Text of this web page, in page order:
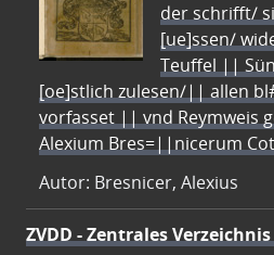
der schrifft/
[ue]ssen/
Teuffel ||
[oe]stlich zulesen/|| allen
vorfasset || vnd Reymweis
Alexium Bres=||nicerum
Autor: Bresnicer, Alexius
ZVDD - Zentrales